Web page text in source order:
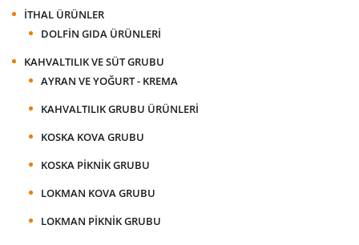
İTHAL ÜRÜNLER
DOLFIN GIDA ÜRÜNLERI
KAHVALTILIK VE SÜT GRUBU
AYRAN VE YOĞURT - KREMA
KAHVALTILIK GRUBU ÜRÜNLERI
KOSKA KOVA GRUBU
KOSKA PIKNIK GRUBU
LOKMAN KOVA GRUBU
LOKMAN PIKNIK GRUBU